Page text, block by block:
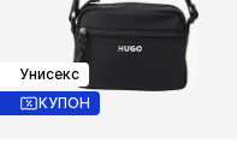
Унисекс
КУПОН